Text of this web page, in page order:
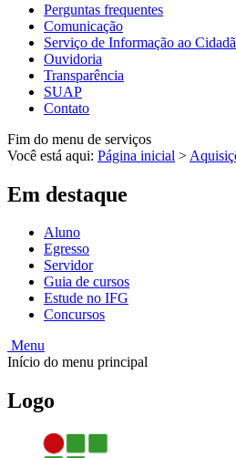
Perguntas frequentes
Comunicação
Serviço de Informação ao
Ouvidoria
Transparência
SUAP
Contato
Fim do menu de serviços
Você está aqui: Página inicial >
Em destaque
Aluno
Egresso
Servidor
Guia de cursos
Estude no IFG
Concursos
Menu
Início do menu principal
Logo